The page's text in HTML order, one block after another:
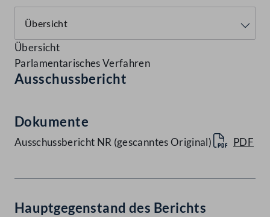
Übersicht
Parlamentarisches Verfahren
Ausschussbericht
Dokumente
Ausschussbericht NR (gescanntes Original) PDF
Hauptgegenstand des Berichts